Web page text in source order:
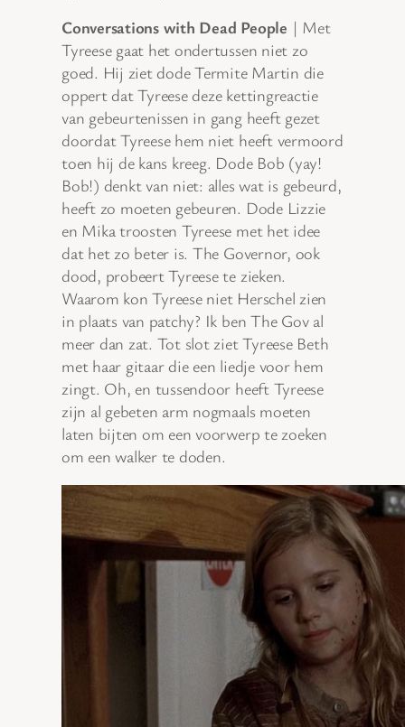
Conversations with Dead People | Met
Tyreese gaat het ondertussen niet zo
goed. Hij ziet dode Termite Martin die
oppert dat Tyreese deze kettingreactie
van gebeurtenissen in gang heeft gezet
doordat Tyreese hem niet heeft vermoord
toen hij de kans kreeg. Dode Bob (yay!
Bob!) denkt van niet: alles wat is gebeurd,
heeft zo moeten gebeuren. Dode Lizzie
en Mika troosten Tyreese met het idee
dat het zo beter is. The Governor, ook
dood, probeert Tyreese te zieken.
Waarom kon Tyreese niet Herschel zien
in plaats van patchy? Ik ben The Gov al
meer dan zat. Tot slot ziet Tyreese Beth
met haar gitaar die een liedje voor hem
zingt. Oh, en tussendoor heeft Tyreese
zijn al gebeten arm nogmaals moeten
laten bijten om een voorwerp te zoeken
om een walker te doden.